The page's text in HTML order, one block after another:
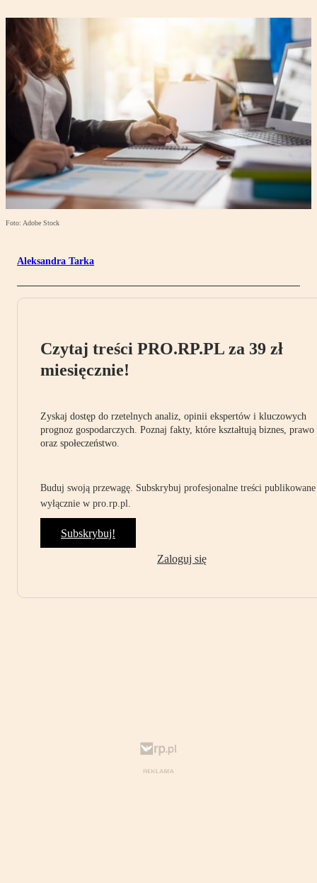
Foto: Adobe Stock
Aleksandra Tarka
Czytaj treści PRO.RP.PL za 39 zł
miesięcznie!
Zyskaj dostęp do rzetelnych analiz, opinii ekspertów i kluczowych
prognoz gospodarczych. Poznaj fakty, które kształtują biznes, prawo
oraz społeczeństwo.
Buduj swoją przewagę. Subskrybuj profesjonalne treści publikowane
wyłącznie w pro.rp.pl.
Subskrybuj!
Zaloguj się